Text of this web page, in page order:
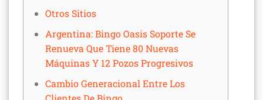
Otros Sitios
Argentina: Bingo Oasis Soporte Se
Renueva Que Tiene 80 Nuevas
Máquinas Y 12 Pozos Progresivos
Cambio Generacional Entre Los